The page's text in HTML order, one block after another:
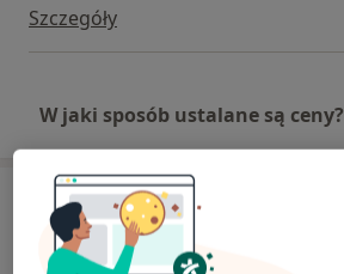
Szczegóły
W jaki sposób ustalane są ceny?
Adresy (3)
Adres 1 Adres 2